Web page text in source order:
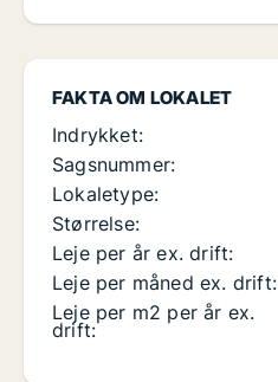
FAKTA OM LOKALET
Indrykket:
Sagsnummer:
Lokaletype:
Størrelse:
Leje per år ex. drift:
Leje per måned ex. drift:
Leje per m2 per år ex.
drift: